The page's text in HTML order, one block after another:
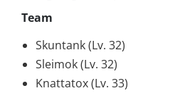
Team
Skuntank (Lv. 32)
Sleimok (Lv. 32)
Knattatox (Lv. 33)